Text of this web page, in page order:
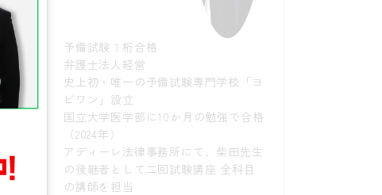
予備試験１桁合格
弁護士法人経営
史上初・唯一の予備試験専門学校「ヨ
ビワン」設立
国立大学医学部に10か月の勉強で合格
（2024年）
アディーレ法律事務所にて、柴田先生
の後継者として二回試験講座 全科目
の講師を担当